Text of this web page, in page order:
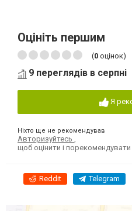
Оцініть першим
(0 оцінок)
9 переглядів в серпні
Я
Ніхто ще не рекомендував
Авторизуйтесь
щоб оцінити і порекомендувати
Reddit Telegram